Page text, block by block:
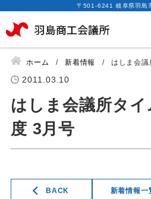
〒501-6241 岐阜県羽島
ホーム 新着情報 はしま会
2011.03.10
はしま会議所タ
度 3月号
BACK 新着情報一